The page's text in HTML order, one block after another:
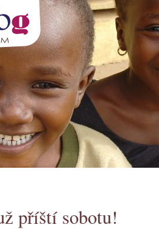
příští sobotu!